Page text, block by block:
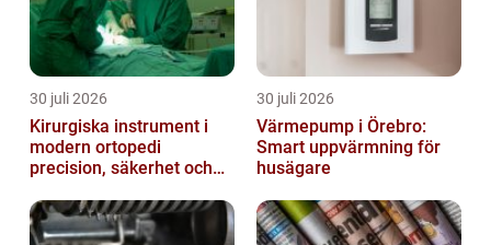
30 juli 2026
Kirurgiska instrument i
modern ortopedi
precision, säkerhet och
30 juli 2026
Värmepump i Örebro:
Smart uppvärmning för
husägare